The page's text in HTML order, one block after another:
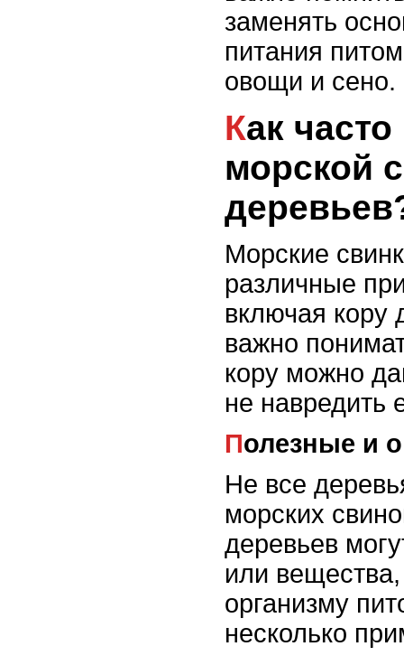
заменять
питания
овощи и сено.
Как часто можно давать
морской
Морские
различные
включая кору
важно
кору можно
не навредить
Полезные и
Не все
морских
деревьев
или
организму
несколько